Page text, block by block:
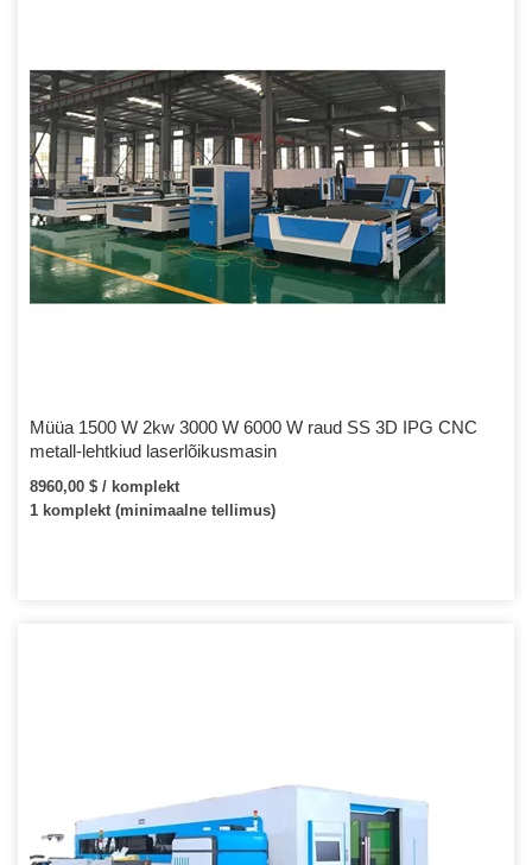
Müüa 1500 W 2kw 3000 W 6000 W raud SS 3D IPG CNC
metall-lehtkiud laserlõikusmasin
8960,00 $ / komplekt
1 komplekt (minimaalne tellimus)